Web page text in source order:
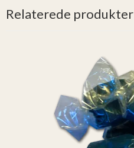
Relaterede produkter